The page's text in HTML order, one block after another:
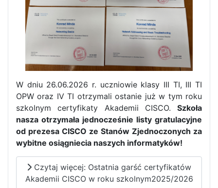
Zakończenie roku maturzystów
Zakończenie praktyk w
Portugalii
W dniu 26.06.2026 r. uczniowie klasy III TI, III TI
OPW oraz IV TI otrzymali ostanie już w tym roku
szkolnym certyfikaty Akademii CISCO. Szkoła
nasza otrzymała jednocześnie listy gratulacyjne
od prezesa CISCO ze Stanów Zjednoczonych za
wybitne osiągniecia naszych informatyków!
Czytaj więcej: Ostatnia garść certyfikatów
Akademii CISCO w roku szkolnym2025/2026